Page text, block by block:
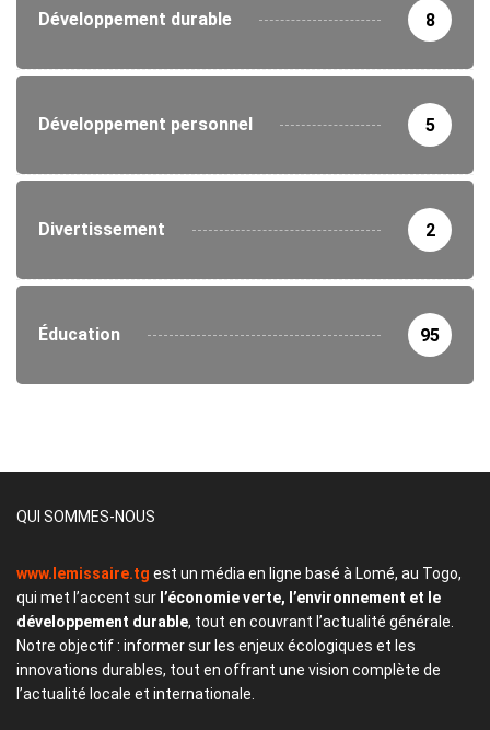
Développement durable 8
Développement personnel 5
Divertissement 2
Éducation 95
QUI SOMMES-NOUS
www.lemissaire.tg est un média en ligne basé à Lomé, au Togo,
qui met l’accent sur l’économie verte, l’environnement et le
développement durable, tout en couvrant l’actualité générale.
Notre objectif : informer sur les enjeux écologiques et les
innovations durables, tout en offrant une vision complète de
l’actualité locale et internationale.